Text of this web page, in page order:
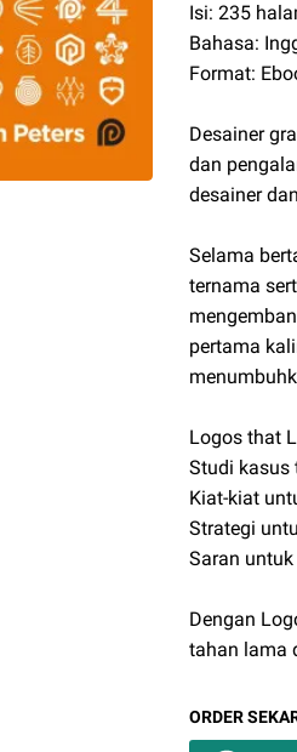
Isi: 235
Bahasa:
Format:
Desainer
dan
desainer
Selama
ternama
pertama
Logos that
Studi kasus
Kiat-kiat
Strategi
Saran
Dengan
tahan lama
ORDER